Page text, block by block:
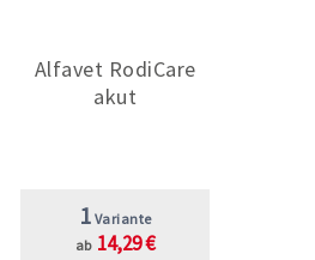
Alfavet RodiCare
akut
1 Variante
ab 14,29 €